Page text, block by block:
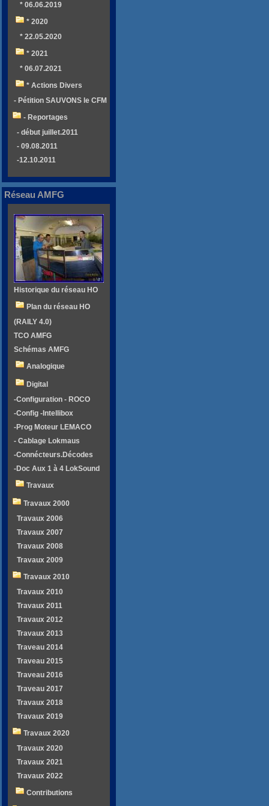
* 06.06.2019
* 2020
* 22.05.2020
* 2021
* 06.07.2021
* Actions Divers
- Pétition SAUVONS le CFM
- Reportages
- début juillet.2011
- 09.08.2011
-12.10.2011
Réseau AMFG
Historique du réseau HO
Plan du réseau HO
(RAILY 4.0)
TCO AMFG
Schémas AMFG
Analogique
Digital
-Configuration - ROCO
-Config -Intellibox
-Prog Moteur LEMACO
- Cablage Lokmaus
-Connécteurs.Décodes
-Doc Aux 1 à 4 LokSound
Travaux
Travaux 2000
Travaux 2006
Travaux 2007
Travaux 2008
Travaux 2009
Travaux 2010
Travaux 2010
Travaux 2011
Travaux 2012
Travaux 2013
Traveau 2014
Traveau 2015
Traveau 2016
Traveau 2017
Travaux 2018
Travaux 2019
Travaux 2020
Travaux 2020
Travaux 2021
Travaux 2022
Contributions